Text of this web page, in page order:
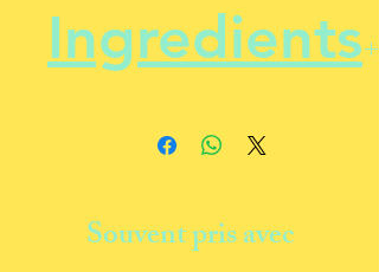
Ingredients
poudre chilli, arôme, colorant
Attention ce bonbon ne convient
Souvent pris avec